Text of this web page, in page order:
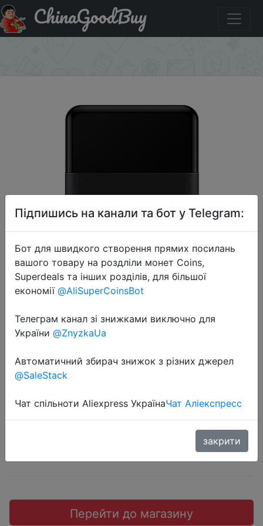
Знижка на Mi (MIJIA) переносные электрические
бритвы.ChinaGoodBuy
2018-07-04
электрические бритвы.
$26.5
Перейти до магазину
Підпишись на канали та бот у Telegram:
Бот для швидкого створення прямих посилань
вашого товару на роздліли монет Coins,
Superdeals та інших розділів, для більшої
економії @AliSuperCoinsBot
Телеграм канал зі знижками виключно для
України @ZnyzkaUa
Автоматичний збирач знижок з різних джерел
@SaleStack
Чат спільноти Aliexpress УкраїнаЧат Аліекспресс
закрити